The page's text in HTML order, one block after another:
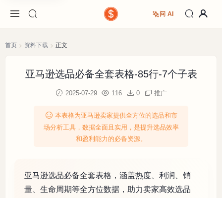
问 AI
首页 资料下载 正文
亚马逊选品必备全套表格-85行-7个子表
2025-07-29 116 0 推广
本表格为亚马逊卖家提供全方位的选品和市
场分析工具，数据全面且实用，是提升选品效率
和盈利能力的必备资源。
亚马逊选品必备全套表格，涵盖热度、利润、销
量、生命周期等全方位数据，助力卖家高效选品